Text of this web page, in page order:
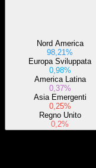
Nord America
98,21%
Europa Sviluppata
0,98%
America Latina
0,37%
Asia Emergenti
0,25%
Regno Unito
0,2%